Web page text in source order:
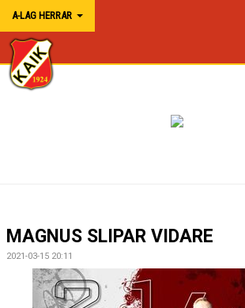
A-LAG HERRAR
HEM A-LAG HERR
BILDGALLERI
KONTAKT
MAGNUS SLIPAR VIDARE
2021-03-15 20:11